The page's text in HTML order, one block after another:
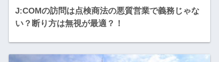
J:COMの訪問は点検商法の悪質営業で義務じゃな
い？断り方は無視が最適？！